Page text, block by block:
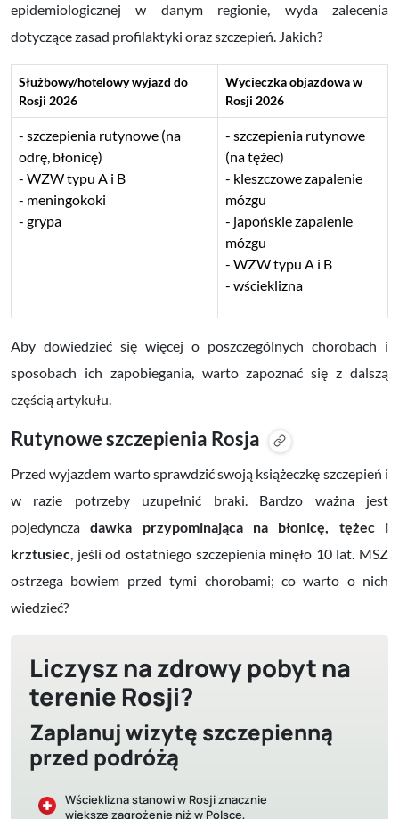
epidemiologicznej w danym regionie, wyda zalecenia
dotyczące zasad profilaktyki oraz szczepień. Jakich?
Służbowy/hotelowy wyjazd do
Rosji 2026
Wycieczka objazdowa w
Rosji 2026
szczepienia rutynowe (na
odrę, błonicę)
WZW typu A i B
meningokoki
grypa
szczepienia rutynowe
(na tężec)
kleszczowe zapalenie
mózgu
japońskie zapalenie
mózgu
WZW typu A i B
wścieklizna
Aby dowiedzieć się więcej o poszczególnych chorobach i
sposobach ich zapobiegania, warto zapoznać się z dalszą
częścią artykułu.
Rutynowe szczepienia Rosja
Przed wyjazdem warto sprawdzić swoją książeczkę szczepień i
w razie potrzeby uzupełnić braki. Bardzo ważna jest
pojedynczadawka przypominająca na błonicę, tężec i
krztusiec , jeśli od ostatniego szczepienia minęło 10 lat. MSZ
ostrzega bowiem przed tymi chorobami; co warto o nich
wiedzieć?
Liczysz na zdrowy pobyt na
terenie Rosji?
Zaplanuj wizytę szczepienną
przed podróżą
Wścieklizna stanowi w Rosji znacznie
większe zagrożenie niż w Polsce,